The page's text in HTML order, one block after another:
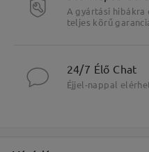
Fő
A gyártási hibákra
teljes körű
24/7 Élő Chat
Éjjel-nappal